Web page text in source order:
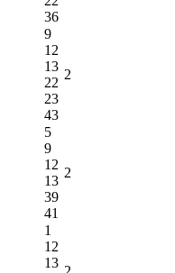
36
9
12
13
22
23
43
2
5
9
12
13
39
41
2
1
12
13